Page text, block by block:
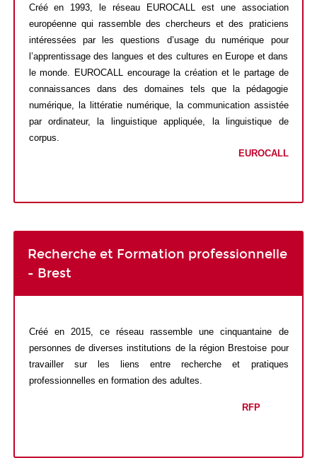
Créé en 1993, le réseau EUROCALL est une association
européenne qui rassemble des chercheurs et des praticiens
intéressées par les questions d’usage du numérique pour
l’apprentissage des langues et des cultures en Europe et dans
le monde. EUROCALL encourage la création et le partage de
connaissances dans des domaines tels que la pédagogie
numérique, la littératie numérique,
la communication assistée
par ordinateur, la linguistique appliquée, la linguistique de
corpus.
EUROCALL
Recherche et Formation professionnelle
- Brest
Créé en 2015, ce réseau rassemble une cinquantaine de
personnes de diverses institutions de la région Brestoise pour
travailler sur les liens entre recherche et pratiques
professionnelles en formation des adultes.
RFP